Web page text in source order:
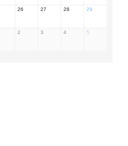
26 27 28 29
2 3 4 5